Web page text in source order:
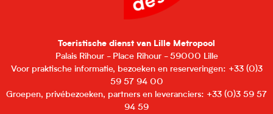
Toeristische dienst van Lille Metropool
Palais Rihour - Place Rihour - 59000 Lille
Voor praktische informatie, bezoeken en reserveringen: +33 (0)3
59 57 94 00
Groepen, privébezoeken, partners en leveranciers: +33 (0)3 59 57
94 59